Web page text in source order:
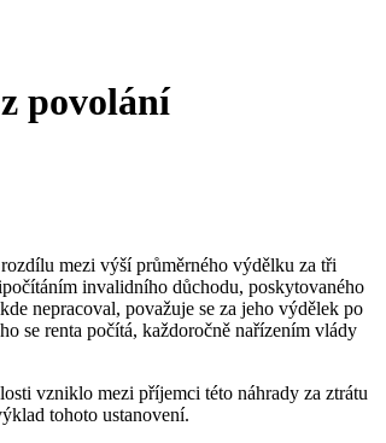
povolání
mezi výší průměrného výdělku za tři
invalidního důchodu, poskytovaného
nepracoval, považuje se za jeho výdělek po
se renta počítá, každoročně nařízením vlády
vzniklo mezi příjemci této náhrady za ztrátu
tohoto ustanovení.